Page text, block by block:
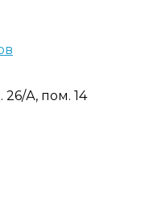
26/А, пом. 14